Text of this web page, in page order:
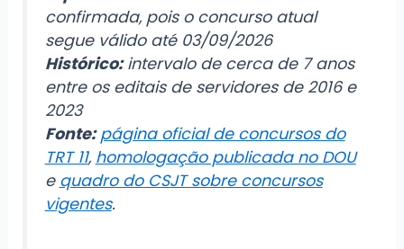
confirmada, pois o concurso atual
segue válido até 03/09/2026
Histórico:intervalo de cerca de 7 anos
entre os editais de servidores de 2016 e
2023
Fonte: página oficial de concursos do
TRT 11, homologação publicada no DOU
e quadro do CSJT sobre concursos
vigentes.